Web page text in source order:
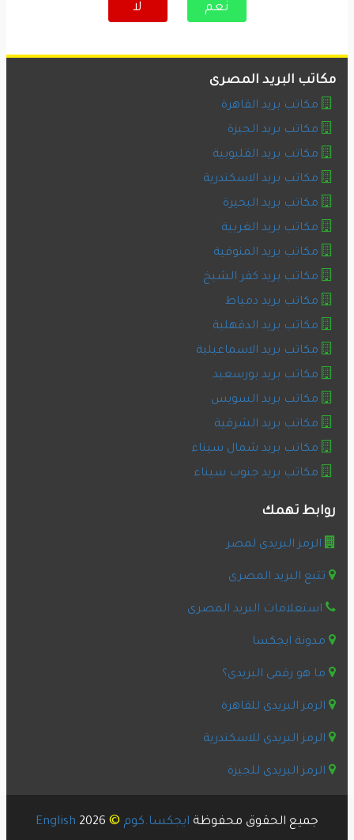
نعم لا
مكاتب البريد المصرى
مكاتب بريد القاهرة
مكاتب بريد الجيزة
مكاتب بريد القليوبية
مكاتب بريد الاسكندرية
مكاتب بريد البحيرة
مكاتب بريد الغربية
مكاتب بريد المنوفية
مكاتب بريد كفر الشيخ
مكاتب بريد دمياط
مكاتب بريد الدقهلية
مكاتب بريد الاسماعيلية
مكاتب بريد بورسعيد
مكاتب بريد السويس
مكاتب بريد الشرقية
مكاتب بريد شمال سيناء
مكاتب بريد جنوب سيناء
روابط تهمك
الرمز البريدى لمصر
تتبع البريد المصرى
استعلامات البريد المصرى
مدونة ايجكسا
ما هو رقمى البريدى؟
الرمز البريدى للقاهرة
الرمز البريدى للاسكندرية
الرمز البريدى للجيزة
جميع الحقوق محفوظة ايجكسا.كوم ©
English